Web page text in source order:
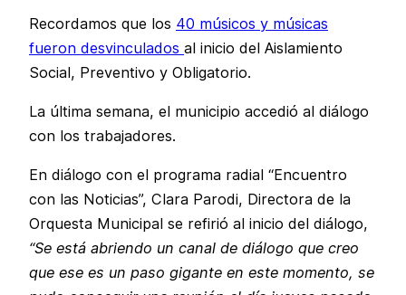
Recordamos que los 40 músicos y músicas
fueron desvinculados al inicio del Aislamiento
Social, Preventivo y Obligatorio.
La última semana, el municipio accedió al diálogo
con los trabajadores.
En diálogo con el programa radial “Encuentro
con las Noticias”, Clara Parodi, Directora de la
Orquesta Municipal se refirió al inicio del diálogo,
“Se está abriendo un canal de diálogo que creo
que ese es un paso gigante en este momento, se